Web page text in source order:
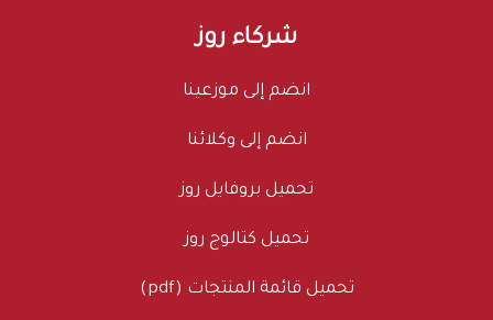
شركاء روز
انضم إلى موزعينا
انضم إلى وكلائنا
تحميل بروفايل روز
تحميل كتالوج روز
تحميل قائمة المنتجات (pdf)